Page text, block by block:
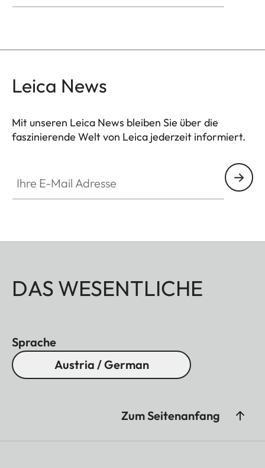
Leica News
Mit unseren Leica News bleiben Sie über die
faszinierende Welt von Leica jederzeit informiert.
DAS WESENTLICHE
Sprache
Austria / German
Zum Seitenanfang